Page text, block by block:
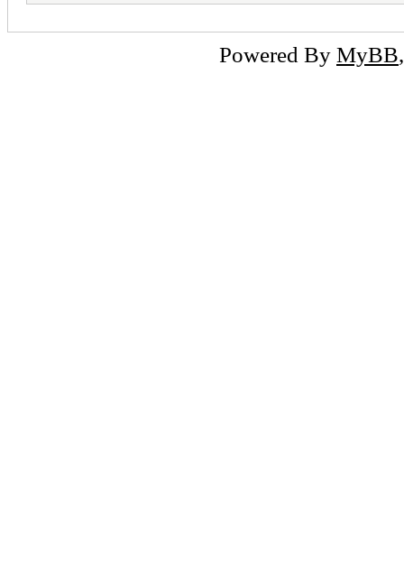
Powered By MyBB